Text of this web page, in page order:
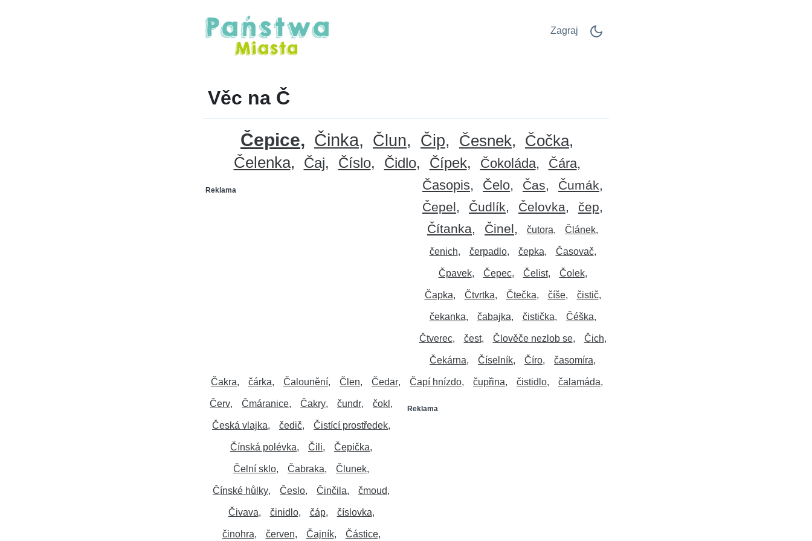
Zagraj
Věc na Č
Čepice Činka Člun Čip Česnek
Čočka
Čelenka
Čaj Číslo Čidlo Čípek Čokoláda
Čára
Časopis
Čelo
Reklama Čas
Čumák
Čepel
Čudlík Čelovka
čep
Čítanka
Činel čutora Článek
čenich čerpadlo čepka Časovač
Čpavek Čepec Čelist Čolek
Čapka Čtvrtka Čtečka číše čistič
čekanka čabajka čistička Čéška
Čtverec čest Člověče nezlob se Čich
Čekárna Číselník Číro časomíra
Čakra čárka Čalounění Člen Čedar Čapí hnízdo čupřina čistidlo čalamáda
Červ Reklama
Čmáranice Čakry čundr čokl
Česká vlajka čedič Čistící prostředek
Čínská polévka Čili Čepička
Čelní sklo Čabraka Člunek
Čínské hůlky Česlo Činčila čmoud
Čivava činidlo čáp číslovka
činohra červen Čajník Částice